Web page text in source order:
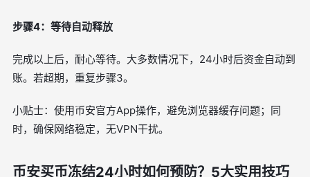
步骤4：等待自动释放
完成以上后，耐心等待。大多数情况下，24小时后资金自动到
账。若超期，重复步骤3。
小贴士：使用币安官方App操作，避免浏览器缓存问题；同
时，确保网络稳定，无VPN干扰。
币安买币冻结24小时如何预防？5大实用技巧